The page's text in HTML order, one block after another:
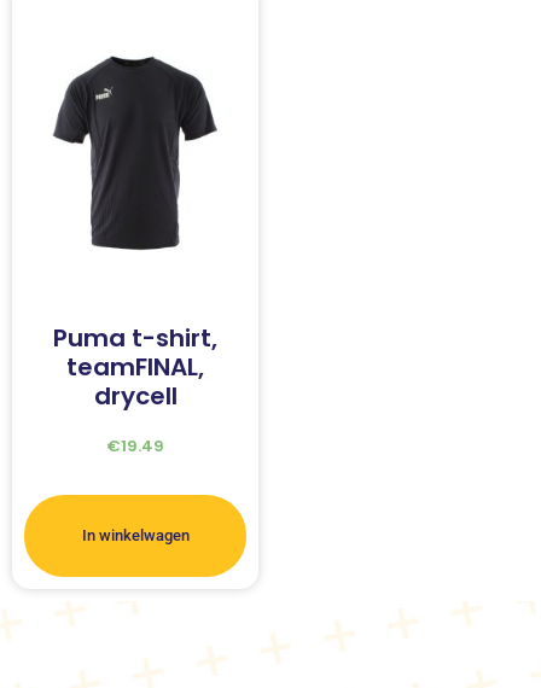
Puma t-shirt,
teamFINAL,
drycell
€19.49
In winkelwagen